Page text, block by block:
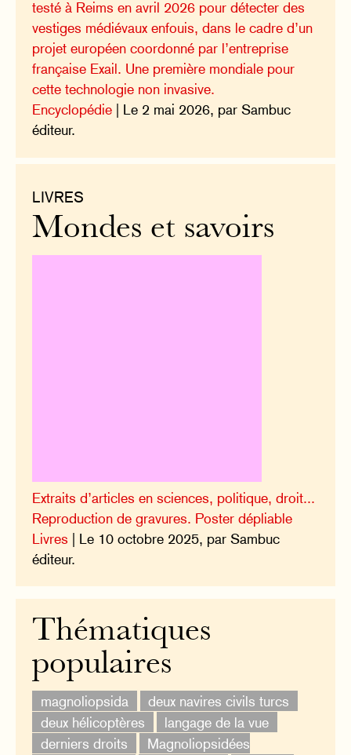
testé à Reims en avril 2026 pour détecter des
vestiges médiévaux enfouis, dans le cadre d’un
projet européen coordonné par l’entreprise
française Exail. Une première mondiale pour
cette technologie non invasive.
Encyclopédie | Le 2 mai 2026, par Sambuc
éditeur.
LIVRES
Mondes et savoirs
Extraits d’articles en sciences, politique, droit...
Reproduction de gravures. Poster dépliable
Livres | Le 10 octobre 2025, par Sambuc
éditeur.
Thématiques
populaires
magnoliopsida
deux navires civils turcs
deux hélicoptères
langage de la vue
derniers droits
Magnoliopsidées